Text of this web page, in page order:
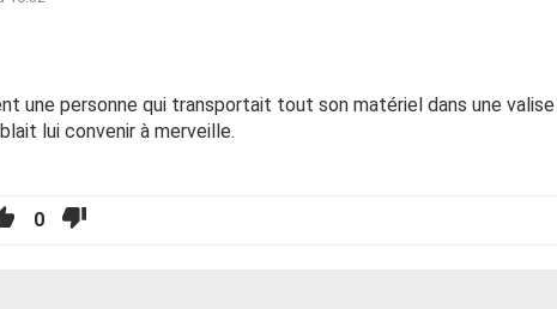
une personne qui transportait tout son matériel dans une valise
lui convenir à merveille.
0